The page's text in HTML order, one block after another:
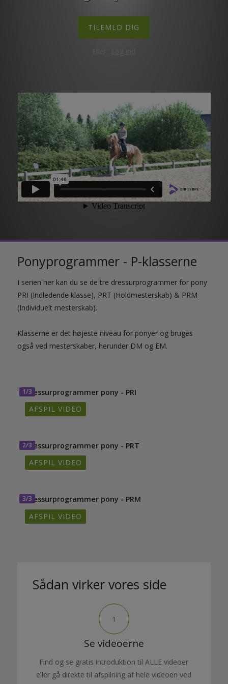
TILEMLD DIG
Ponyprogrammer - P-klasserne
I serien her kan du se de tre dressurprogrammer for pony
PRI (Indledende klasse), PRT (Holdmesterskab) & PRM
(Individuelt mesterskab).
Klasserne er det højeste niveau for ponyer og bruges
også ved mesterskaber, herunder DM og EM.
1/3
Dressurprogrammer pony - PRI
AFSPIL VIDEO
2/3
Dressurprogrammer pony - PRT
AFSPIL VIDEO
3/3
Dressurprogrammer pony - PRM
AFSPIL VIDEO
Sådan virker vores side
1
Se videoerne
Find og se gratis introduktion til ALLE videoer
eller gå direkte til afspilning af hele videoen ved